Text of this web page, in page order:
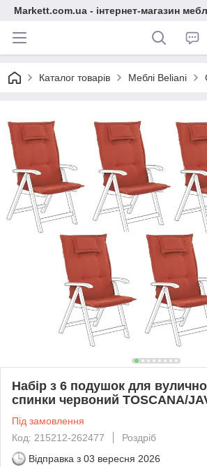
Markett.com.ua - інтернет-магазин
Каталог товарів Меблі Beliani
Набір з 6 подушок для
спинки червоний TOSCANA/
Під замовлення
Код: 215212-262477
Роздріб
Відправка з 03 вересня 2026